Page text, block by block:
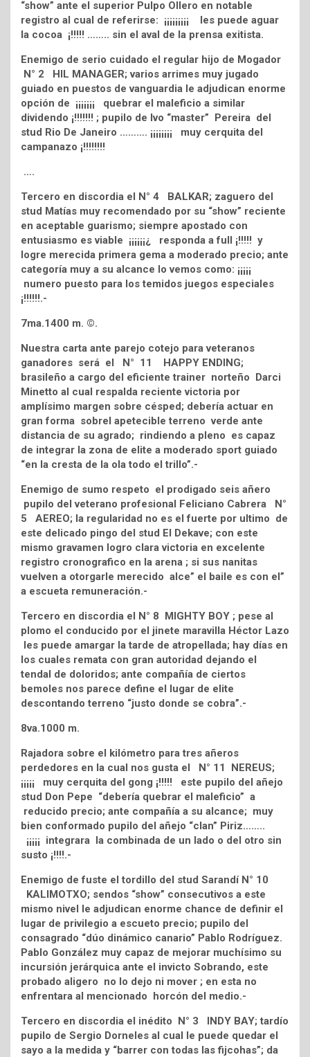
“show” ante el superior Pulpo Ollero en notable
registro al cual de referirse: ¡¡¡¡¡¡¡¡¡ les puede aguar
la cocoa ¡!!!!! …….. sin el aval de la prensa exitista.
Enemigo de serio cuidado el regular hijo de Mogador
N° 2 HIL MANAGER; varios arrimes muy jugado
guiado en puestos de vanguardia le adjudican enorme
opción de ¡¡¡¡¡¡¡ quebrar el maleficio a similar
dividendo ¡!!!!!!! ; pupilo de Ivo “master” Pereira del
stud Rio De Janeiro ………. ¡¡¡¡¡¡¡¡ muy cerquita del
campanazo ¡!!!!!!!!
….
Tercero en discordia el N° 4 BALKAR; zaguero del
stud Matías muy recomendado por su “show” reciente
en aceptable guarismo; siempre apostado con
entusiasmo es viable ¡¡¡¡¡¡¿ responda a full ¡!!!!! y
logre merecida primera gema a moderado precio; ante
categoría muy a su alcance lo vemos como: ¡¡¡¡¡
numero puesto para los temidos juegos especiales
¡!!!!!!.-
7ma.1400 m. ©.
Nuestra carta ante parejo cotejo para veteranos
ganadores será el N° 11 HAPPY ENDING;
brasileño a cargo del eficiente trainer norteño Darci
Minetto al cual respalda reciente victoria por
amplísimo margen sobre césped; debería actuar en
gran forma sobrel apetecible terreno verde ante
distancia de su agrado; rindiendo a pleno es capaz
de integrar la zona de elite a moderado sport guiado
“en la cresta de la ola todo el trillo”.-
Enemigo de sumo respeto el prodigado seis añero
pupilo del veterano profesional Feliciano Cabrera N°
5 AEREO; la regularidad no es el fuerte por ultimo de
este delicado pingo del stud El Dekave; con este
mismo gravamen logro clara victoria en excelente
registro cronografico en la arena ; si sus nanitas
vuelven a otorgarle merecido alce” el baile es con el”
a escueta remuneración.-
Tercero en discordia el N° 8 MIGHTY BOY ; pese al
plomo el conducido por el jinete maravilla Héctor Lazo
les puede amargar la tarde de atropellada; hay días en
los cuales remata con gran autoridad dejando el
tendal de doloridos; ante compañía de ciertos
bemoles nos parece define el lugar de elite
descontando terreno “justo donde se cobra”.-
8va.1000 m.
Rajadora sobre el kilómetro para tres añeros
perdedores en la cual nos gusta el N° 11 NEREUS;
¡¡¡¡¡ muy cerquita del gong ¡!!!!! este pupilo del añejo
stud Don Pepe “debería quebrar el maleficio” a
reducido precio; ante compañía a su alcance; muy
bien conformado pupilo del añejo “clan” Piriz……..
¡¡¡¡¡ integrara la combinada de un lado o del otro sin
susto ¡!!!!.-
Enemigo de fuste el tordillo del stud Sarandí N° 10
KALIMOTXO; sendos “show” consecutivos a este
mismo nivel le adjudican enorme chance de definir el
lugar de privilegio a escueto precio; pupilo del
consagrado “dúo dinámico canario” Pablo Rodríguez.
Pablo González muy capaz de mejorar muchísimo su
incursión jerárquica ante el invicto Sobrando, este
probado aligero no lo dejo ni mover ; en esta no
enfrentara al mencionado horcón del medio.-
Tercero en discordia el inédito N° 3 INDY BAY; tardío
pupilo de Sergio Dorneles al cual le puede quedar el
sayo a la medida y “barrer con todas las fijcohas”; da